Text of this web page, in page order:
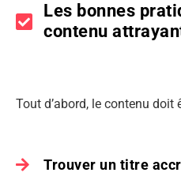
Les bonnes
contenu
Tout d’abord, le contenu doit
Trouver un titre